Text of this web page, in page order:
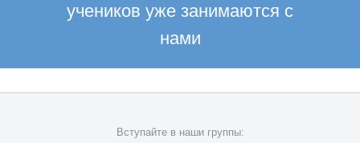
учеников уже занимаются с
нами
Вступайте в наши группы: